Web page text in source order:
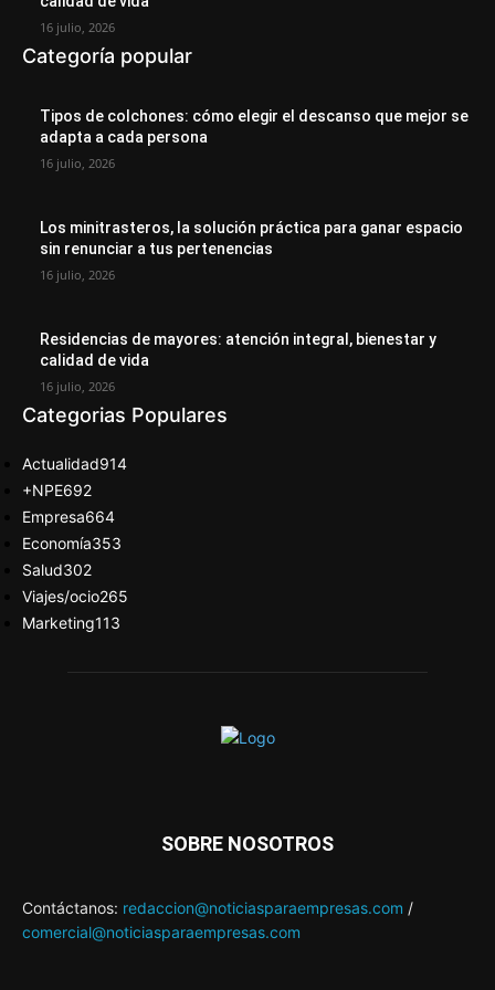
16 julio, 2026
Categoría popular
Tipos de colchones: cómo elegir el descanso que mejor se
adapta a cada persona
16 julio, 2026
Los minitrasteros, la solución práctica para ganar espacio
sin renunciar a tus pertenencias
16 julio, 2026
Residencias de mayores: atención integral, bienestar y
calidad de vida
16 julio, 2026
Categorias Populares
Actualidad914
+NPE692
Empresa664
Economía353
Salud302
Viajes/ocio265
Marketing113
SOBRE NOSOTROS
Contáctanos: redaccion@noticiasparaempresas.com /
comercial@noticiasparaempresas.com